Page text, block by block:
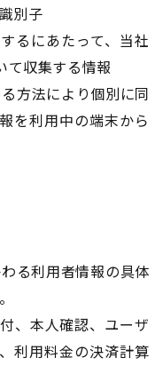
別子
るにあたって、当社
て収集する情報
方法により個別に同
を利用中の端末から
る利用者情報の具体
、本人確認、ユーザ
利用料金の決済計算